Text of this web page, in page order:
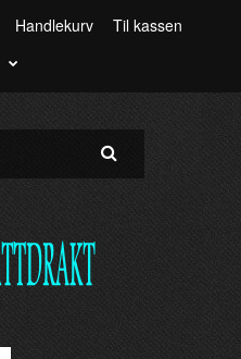
Handlekurv
Til kassen